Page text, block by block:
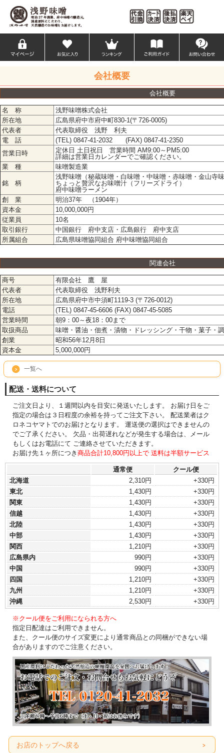
会社概要
会社概要
名 称
浅野味噌株式会社
所在地
広島県府中市府中町830-1(〒726-0005)
代表者
代表取締役 浅野 利夫
電 話
(TEL) 0847-41-2032 (FAX) 0847-41-2350
営業日時
定休日 土日祝日 営業時間 AM9:00～PM5:00
詳細は営業日カレンダーでご確認ください。
業 種
味噌製造業
銘 柄
浅野味噌（秘蔵味噌・白味噌・中味噌・赤味噌・金山寺
ちょっと贅沢なお味噌汁（フリーズドライ）
府中味噌ラーメン
創 業
明治37年 （1904年）
資本金
10,000,000円
従業員
10名
取引銀行
中国銀行 府中支店・広島銀行 府中支店
所属組合
広島県味噌協同組合 府中味噌協同組合
関連会社
商号
有限会社 鷹 屋
代表者
代表取締役 浅野利夫
所在地
広島県府中市中須町1119-3 (〒726-0012)
電話
(TEL) 0847-45-6606 (FAX) 0847-45-5085
営業時間
朝9：00～夜18：00まで
取扱商品
味噌・醤油・佃煮・漬物・ドレッシング・干物・菓子・
創業
昭和56年12月8日
資本金
5,000,000円
一覧へ
配送・送料について
ご注文日より、１週間以内を目安に発送いたします。 お届け日をご
指定の場合は３日程度の余裕を持ってご注文下さい。 配送業者はク
ロネコヤマトでのお届けとなります。 運送便の選択はできませんの
でご了承ください。 欠品・出荷遅れなどが発生する場合は、メール
もしくはお電話にて ご連絡させていただきます。
お届け先１ヶ所につき 商品合計10,800円以上で 送料は半額サービス
通常便
クール便
北海道
2,310円
+330円
東北
1,430円
+330円
関東
1,430円
+330円
信越
1,430円
+330円
北陸
1,430円
+330円
中部
1,430円
+330円
関西
1,210円
+330円
広島県内
990円
+330円
中国
990円
+330円
四国
1,210円
+330円
九州
1,210円
+330円
沖縄
2,530円 +330円
※クール便をご利用になられる方へ
指定日配達はご利用できません。
また、クール便のサイズ変更により通常商品との同梱ができない場
合がありますのでご注意ください。
お店のトップへ戻る